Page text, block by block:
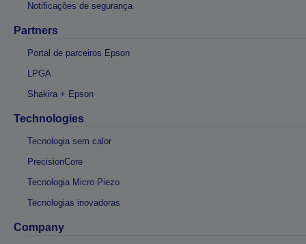
Notificações de segurança
Partners
Portal de parceiros Epson
LPGA
Shakira + Epson
Technologies
Tecnologia sem calor
PrecisionCore
Tecnologia Micro Piezo
Tecnologias inovadoras
Company